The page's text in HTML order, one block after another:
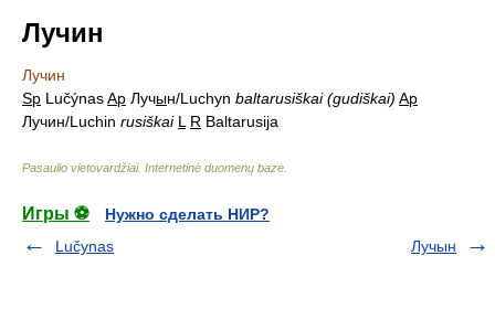
Лучин
Лучин
Sp LučýnasAp Лучын/Luchyn baltarusiškai (gudiškai) Ap
Лучин/Luchin rusiškai L R Baltarusija
Pasaulio vietovardžiai. Internetinė duomenų bazė
Игры ⚽
Нужно сделать НИР?
Lučynas
Лучын